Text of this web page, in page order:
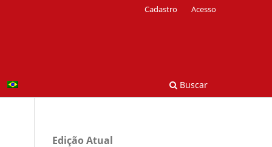
Buscar
Cadastro Acesso
Edição Atual